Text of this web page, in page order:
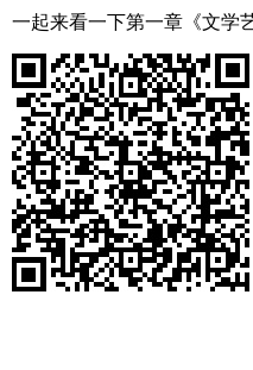
一起来看一下第一章《文学